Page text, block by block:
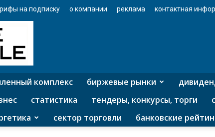
на подписку о компании реклама контактная
комплекс биржевые рынки
статистика тендеры, конкурсы, торги
сектор торговли банковские